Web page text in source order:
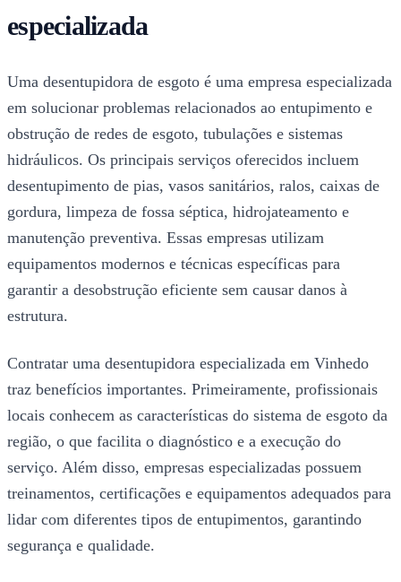
especializada
Uma desentupidora de esgoto é uma empresa especializada
em solucionar problemas relacionados ao entupimento e
obstrução de redes de esgoto, tubulações e sistemas
hidráulicos. Os principais serviços oferecidos incluem
desentupimento de pias, vasos sanitários, ralos, caixas de
gordura, limpeza de fossa séptica, hidrojateamento e
manutenção preventiva. Essas empresas utilizam
equipamentos modernos e técnicas específicas para
garantir a desobstrução eficiente sem causar danos à
estrutura.
Contratar uma desentupidora especializada em Vinhedo
traz benefícios importantes. Primeiramente, profissionais
locais conhecem as características do sistema de esgoto da
região, o que facilita o diagnóstico e a execução do
serviço. Além disso, empresas especializadas possuem
treinamentos, certificações e equipamentos adequados para
lidar com diferentes tipos de entupimentos, garantindo
segurança e qualidade.